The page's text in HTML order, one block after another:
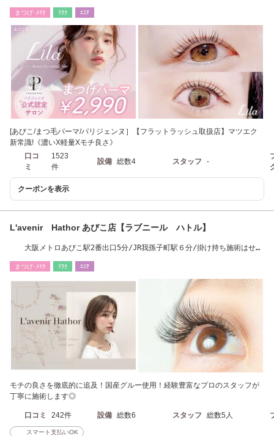
まつげ･ﾒｲｸ ﾘﾗｸ ｴｽﾃ
[あびこ/まつ毛パーマ/パリジェンヌ］【フラットラッシュ取扱店】マツエク
新常識!《濃いX軽量Xモチ良さ》
口コ
ミ
1523
件
設備 総数4 スタッフ -
クーポンを表示
L'avenir Hathor あびこ店【ラブニール ハトル】
大阪メトロあびこ駅2番出口5分/JR我孫子町駅６分/掛け持ち施術はせず
まつげ･ﾒｲｸ ﾘﾗｸ ｴｽﾃ
モチの良さを徹底的に追及！国産グルー使用！経験豊富なプロのスタッフが
丁寧に施術します◎
口コミ 242件 設備 総数6 スタッフ 総数5人
スマート支払いOK